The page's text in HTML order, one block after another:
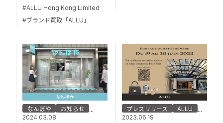
ALLU Hong Kong Limited
ブランド買取「ALLU」
なんぼや お知らせ
...
2024.03.08
プレスリリース ALLU
...
2023.06.19